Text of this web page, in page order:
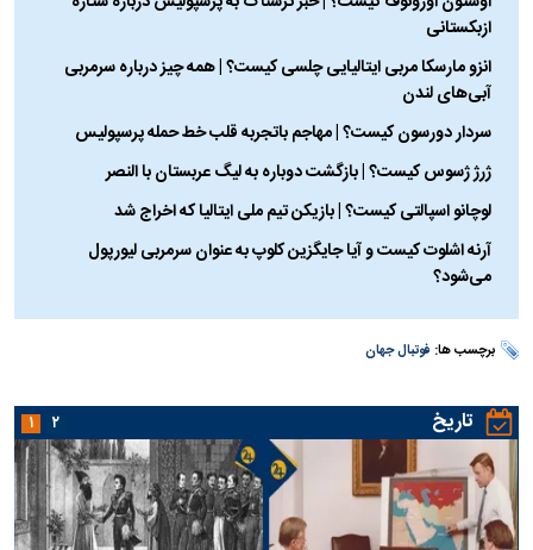
ازبکستانی
انزو مارسکا مربی ایتالیایی چلسی کیست؟ | همه چیز درباره سرمربی
آبی‌های لندن
سردار دورسون کیست؟ | مهاجم باتجربه قلب خط حمله پرسپولیس
ژرژ ژسوس کیست؟ | بازگشت دوباره به لیگ عربستان با النصر
لوچانو اسپالتی کیست؟ | بازیکن تیم ملی ایتالیا که اخراج شد
آرنه اشلوت کیست و آیا جایگزین کلوپ به عنوان سرمربی لیورپول
می‌شود؟
برچسب ها: فوتبال جهان
تاریخ ۱ ۲